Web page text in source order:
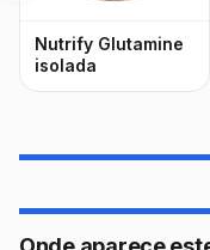
Nutrify Glutamine
isolada